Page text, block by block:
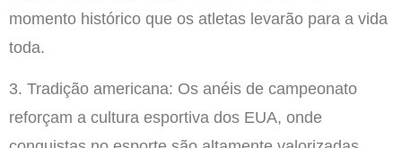
momento histórico que os atletas levarão para a vida
toda.
3. Tradição americana: Os anéis de campeonato
reforçam a cultura esportiva dos EUA, onde